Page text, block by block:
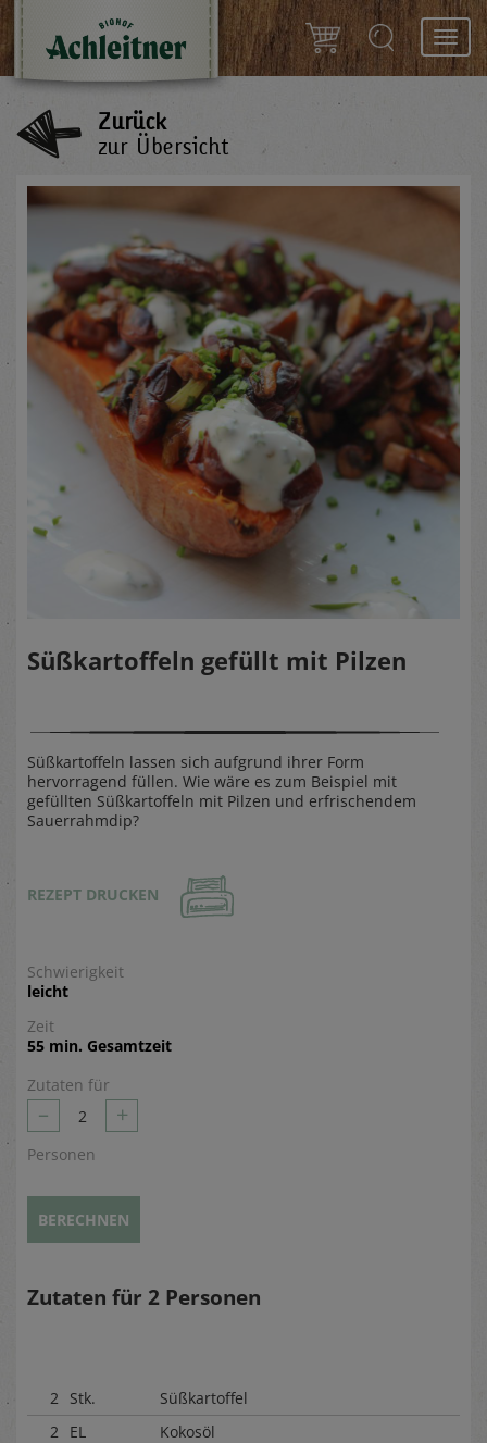
Zurück
zur Übersicht
Süßkartoffeln gefüllt mit Pilzen
Süßkartoffeln lassen sich aufgrund ihrer Form
hervorragend füllen. Wie wäre es zum Beispiel mit
gefüllten Süßkartoffeln mit Pilzen und erfrischendem
Sauerrahmdip?
REZEPT DRUCKEN
Schwierigkeit
leicht
Zeit
55 min. Gesamtzeit
Zutaten für
– 2 +
Personen
BERECHNEN
Zutaten für 2 Personen
2 Stk.
Süßkartoffel
2 EL
Kokosöl